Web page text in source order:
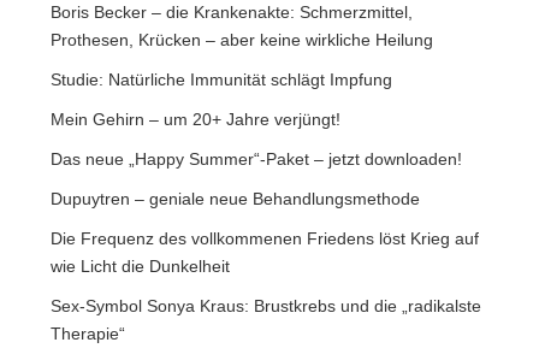
Boris Becker – die Krankenakte: Schmerzmittel,
Prothesen, Krücken – aber keine wirkliche Heilung
Studie: Natürliche Immunität schlägt Impfung
Mein Gehirn – um 20+ Jahre verjüngt!
Das neue „Happy Summer“-Paket – jetzt downloaden!
Dupuytren – geniale neue Behandlungsmethode
Die Frequenz des vollkommenen Friedens löst Krieg auf
wie Licht die Dunkelheit
Sex-Symbol Sonya Kraus: Brustkrebs und die „radikalste
Therapie“